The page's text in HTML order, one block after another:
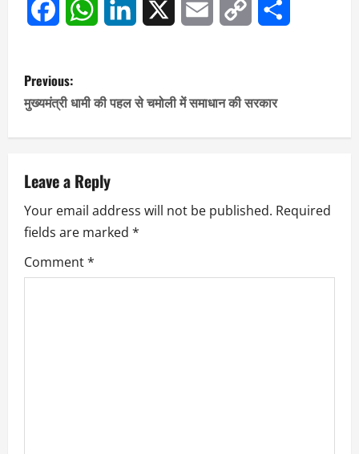
FacebookWhatsAppLinkedIn Email
Copy
P
o
s
t
n
a
v
Previous:
मुख्यमंत्री धामी की पहल से चमोली में समाधान की सरकार
Leave a Reply
Your email address will not be published. Required
fields are marked *
Comment*